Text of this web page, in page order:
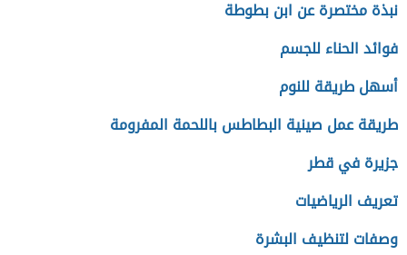
نبذة مختصرة عن ابن بطوطة
فوائد الحناء للجسم
أسهل طريقة للنوم
طريقة عمل صينية البطاطس باللحمة المفرومة
جزيرة في قطر
تعريف الرياضيات
وصفات لتنظيف البشرة